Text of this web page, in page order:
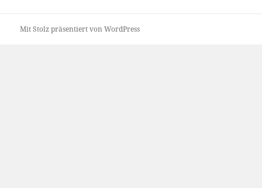
Mit Stolz präsentiert von WordPress